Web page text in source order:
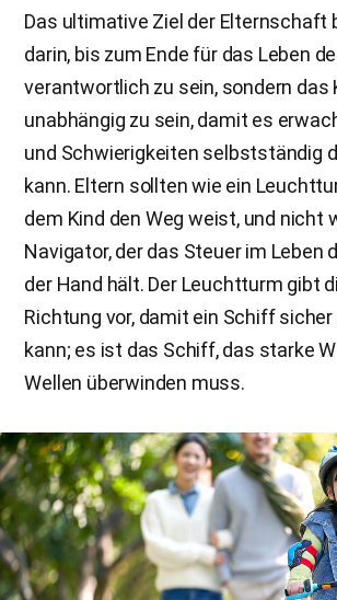
Das ultimative Ziel der Elternschaft
darin, bis zum Ende für das Leben
verantwortlich zu sein, sondern das
unabhängig zu sein, damit es
und Schwierigkeiten selbstständig
kann. Eltern sollten wie ein
dem Kind den Weg weist, und nicht
Navigator, der das Steuer im Leben
der Hand hält. Der Leuchtturm gibt
Richtung vor, damit ein Schiff sicher
kann; es ist das Schiff, das starke
Wellen überwinden muss.